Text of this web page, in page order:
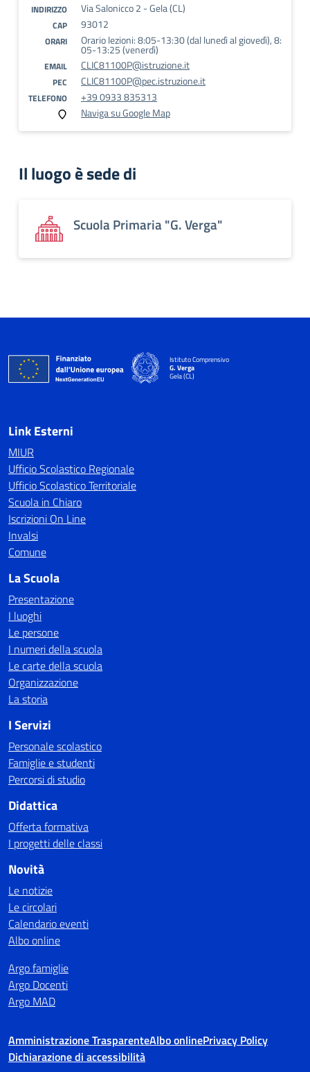
INDIRIZZO Via Salonicco 2 - Gela (CL)
CAP 93012
ORARI Orario lezioni: 8:05-13:30 (dal lunedì al giovedì), 8:
05-13:25 (venerdì)
EMAIL CLIC81100P@istruzione.it
PEC CLIC81100P@pec.istruzione.it
TELEFONO
+39 0933 835313
Naviga su Google Map
Il luogo è sede di
Scuola Primaria "G. Verga"
Istituto Comprensivo
G. Verga
Gela (CL)
Link Esterni
MIUR
Ufficio Scolastico Regionale
Ufficio Scolastico Territoriale
Scuola in Chiaro
Iscrizioni On Line
Invalsi
Comune
La Scuola
Presentazione
I luoghi
Le persone
I numeri della scuola
Le carte della scuola
Organizzazione
La storia
I Servizi
Personale scolastico
Famiglie e studenti
Percorsi di studio
Didattica
Offerta formativa
I progetti delle classi
Novità
Le notizie
Le circolari
Calendario eventi
Albo online
Argo famiglie
Argo Docenti
Argo MAD
Amministrazione TrasparenteAlbo onlinePrivacy Policy
Dichiarazione di accessibilità